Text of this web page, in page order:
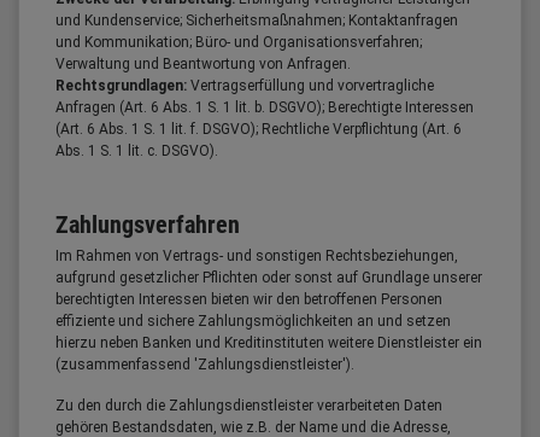
und Kundenservice; Sicherheitsmaßnahmen; Kontaktanfragen
und Kommunikation; Büro- und Organisationsverfahren;
Verwaltung und Beantwortung von Anfragen.
Rechtsgrundlagen: Vertragserfüllung und vorvertragliche
Anfragen (Art. 6 Abs. 1 S. 1 lit. b. DSGVO); Berechtigte Interessen
(Art. 6 Abs. 1 S. 1 lit. f. DSGVO); Rechtliche Verpflichtung (Art. 6
Abs. 1 S. 1 lit. c. DSGVO).
Zahlungsverfahren
Im Rahmen von Vertrags- und sonstigen Rechtsbeziehungen,
aufgrund gesetzlicher Pflichten oder sonst auf Grundlage unserer
berechtigten Interessen bieten wir den betroffenen Personen
effiziente und sichere Zahlungsmöglichkeiten an und setzen
hierzu neben Banken und Kreditinstituten weitere Dienstleister ein
(zusammenfassend 'Zahlungsdienstleister').
Zu den durch die Zahlungsdienstleister verarbeiteten Daten
gehören Bestandsdaten, wie z.B. der Name und die Adresse,